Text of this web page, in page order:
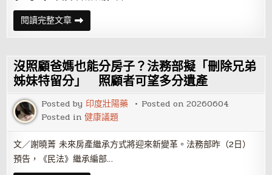
建
材
與
工
全
面
升
級
住
宅
品
質
準。
閱讀完整文章從
從
容
沒照顧爸媽也能分房子？法務部擬「刪除兄弟
姊妹特留分」 照顧者可望多分遺產
Posted by 印度壯陽藥 Posted on20260604
Posted in健康議題
文／謝曉菁 未來房產繼承方式將迎來新變革。法務部昨（2日）
預告，《民法》繼承編部…